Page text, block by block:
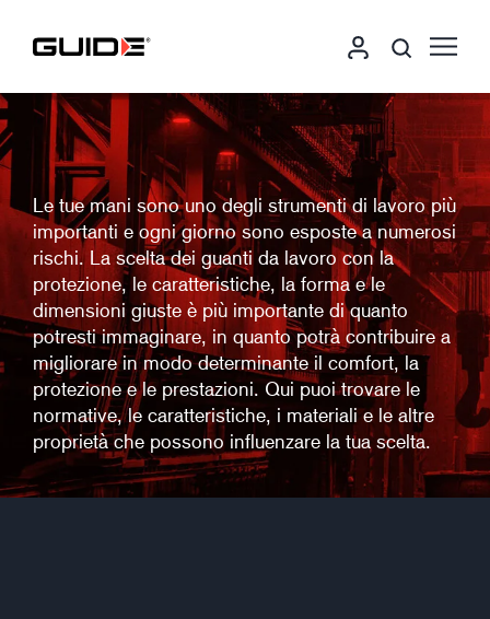
Le tue mani sono uno degli strumenti di lavoro più
importanti e ogni giorno sono esposte a numerosi
rischi. La scelta dei guanti da lavoro con la
protezione, le caratteristiche, la forma e le
dimensioni giuste è più importante di quanto
potresti immaginare, in quanto potrà contribuire a
migliorare in modo determinante il comfort, la
protezione e le prestazioni. Qui puoi trovare le
normative, le caratteristiche, i materiali e le altre
proprietà che possono influenzare la tua scelta.